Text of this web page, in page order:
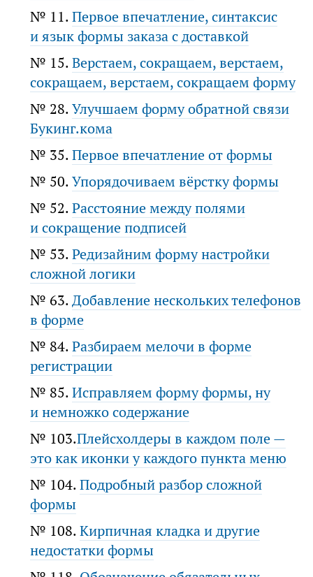
№ 11.Первое впечатление, синтаксис
и язык формы заказа с доставкой
№ 15.Верстаем, сокращаем, верстаем,
сокращаем, верстаем, сокращаем форму
№ 28.Улучшаем форму обратной связи
Букинг.кома
№ 35.Первое впечатление от формы
№ 50.Упорядочиваем вёрстку формы
№ 52.Расстояние между полями
и сокращение подписей
№ 53.Редизайним форму настройки
сложной логики
№ 63.Добавление нескольких телефонов
в форме
№ 84.Разбираем мелочи в форме
регистрации
№ 85.Исправляем форму формы, ну
и немножко содержание
№ 103.Плейсхолдеры в каждом поле —
это как иконки у каждого пункта меню
№ 104.Подробный разбор сложной
формы
№ 108.Кирпичная кладка и другие
недостатки формы